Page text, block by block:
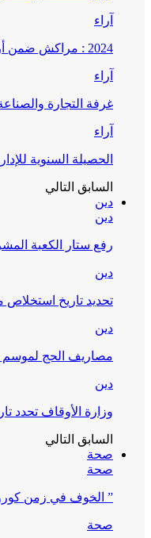
آراء
2024 : مراكش ضمن أربع مدن بالممكلة سجلت مامجموعه 656 قضية تتعلق بغسيل الأموال
آراء
غرفة التجارة
آراء
الحصيلة السنوية
السابق التالي
دين
دين
رفع ستار الكعبة
دين
تحديد تاريخ استخلاص
دين
مصاريف الحج لموسم 1444 هـ
دين
وزارة الأوقاف تحدد
السابق التالي
صحة
صحة
” الخوف في زمن
صحة